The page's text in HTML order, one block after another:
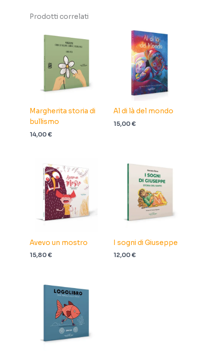
Prodotti correlati
Margherita storia di
bullismo
14,00€
Al di là del mondo
15,00€
Avevo un mostro
15,80€
I sogni di Giuseppe
12,00€